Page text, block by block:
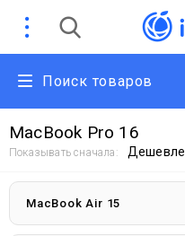
Поиск товаров
MacBook Pro 16
Показывать сначала: Дешевле
MacBook Air 15